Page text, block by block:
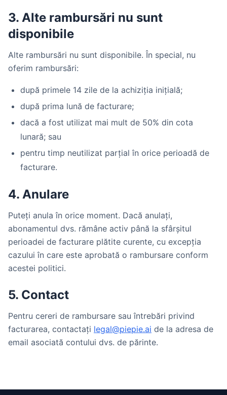
3. Alte rambursări nu sunt
disponibile
Alte rambursări nu sunt disponibile. În special, nu
oferim rambursări:
după primele 14 zile de la achiziția inițială;
după prima lună de facturare;
dacă a fost utilizat mai mult de 50% din cota
lunară; sau
pentru timp neutilizat parțial în orice perioadă de
facturare.
4. Anulare
Puteți anula în orice moment. Dacă anulați,
abonamentul dvs. rămâne activ până la sfârșitul
perioadei de facturare plătite curente, cu excepția
cazului în care este aprobată o rambursare conform
acestei politici.
5. Contact
Pentru cereri de rambursare sau întrebări privind
facturarea, contactați legal@piepie.ai de la adresa de
email asociată contului dvs. de părinte.